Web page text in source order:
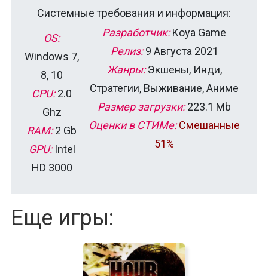
Системные требования и информация:
OS:
Windows 7,
8, 10
CPU:2.0
Ghz
RAM:2 Gb
GPU:Intel
HD 3000
Разработчик:Koya Game
Релиз:9 Августа 2021
Жанры:Экшены, Инди,
Стратегии, Выживание, Аниме
Размер загрузки:223.1 Mb
Оценки в СТИМе: Смешанные
51%
Еще игры: